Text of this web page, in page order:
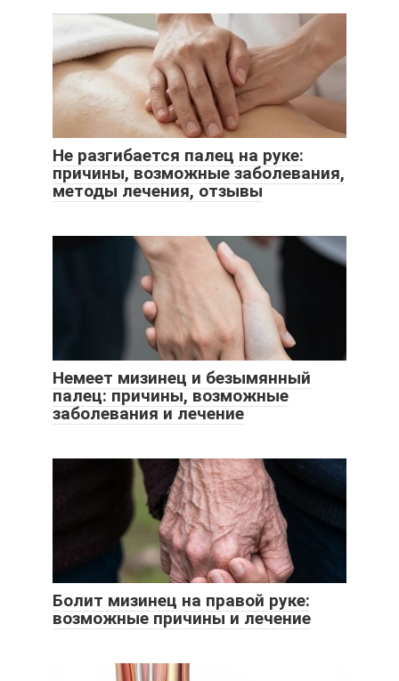
Не разгибается палец на руке:
причины, возможные заболевания,
методы лечения, отзывы
Немеет мизинец и безымянный
палец: причины, возможные
заболевания и лечение
Болит мизинец на правой руке:
возможные причины и лечение